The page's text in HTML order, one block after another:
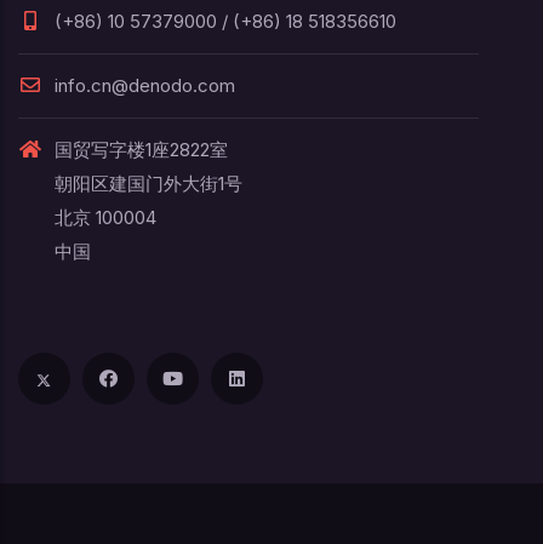
(+86) 10 57379000 / (+86) 18 518356610
info.cn@denodo.com
国贸写字楼1座2822室
朝阳区建国门外大街1号
北京 100004
中国